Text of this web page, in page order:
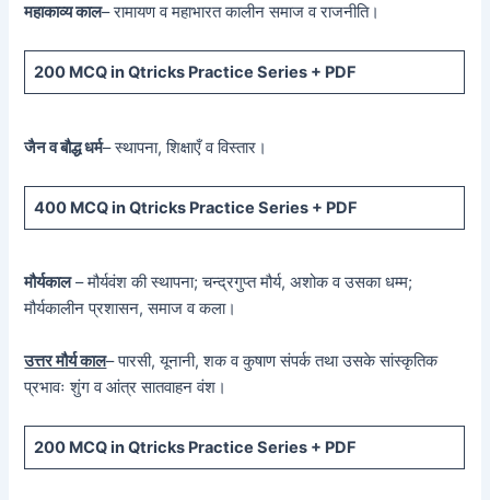
महाकाव्य काल– रामायण व महाभारत कालीन समाज व राजनीति।
200 MCQin Qtricks Practice Series + PDF
जैन व बौद्ध धर्म– स्थापना, शिक्षाएँ व विस्तार।
400 MCQin Qtricks Practice Series + PDF
मौर्यकाल– मौर्यवंश की स्थापना; चन्द्रगुप्त मौर्य, अशोक व उसका धम्म;
मौर्यकालीन प्रशासन, समाज व कला।
उत्तर मौर्य काल– पारसी, यूनानी, शक व कुषाण संपर्क तथा उसके सांस्कृतिक
प्रभावः शुंग व आंत्र सातवाहन वंश।
200 MCQ in Qtricks Practice Series + PDF